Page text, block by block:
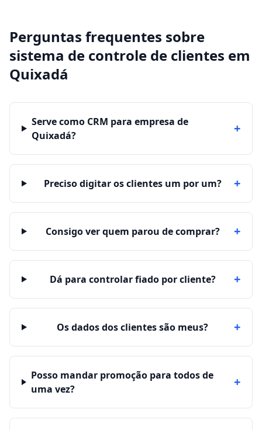
Perguntas frequentes sobre
sistema de controle de clientes em
Quixadá
Serve como CRM para empresa de
Quixadá?
+
Preciso digitar os clientes um por um? +
Consigo ver quem parou de comprar? +
Dá para controlar fiado por cliente? +
Os dados dos clientes são meus? +
Posso mandar promoção para todos de
uma vez?
+